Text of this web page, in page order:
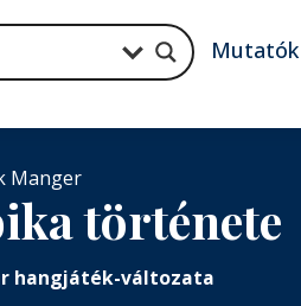
Mutatók
Manger
története
hangjáték-változata